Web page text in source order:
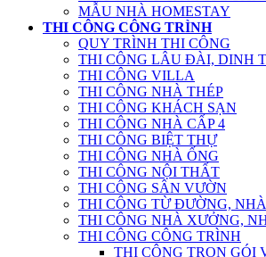
MẪU NHÀ HOMESTAY
THI CÔNG CÔNG TRÌNH
QUY TRÌNH THI CÔNG
THI CÔNG LÂU ĐÀI, DINH
THI CÔNG VILLA
THI CÔNG NHÀ THÉP
THI CÔNG KHÁCH SẠN
THI CÔNG NHÀ CẤP 4
THI CÔNG BIỆT THỰ
THI CÔNG NHÀ ỐNG
THI CÔNG NỘI THẤT
THI CÔNG SÂN VƯỜN
THI CÔNG TỪ ĐƯỜNG,
THI CÔNG NHÀ XƯỞNG,
THI CÔNG CÔNG TRÌNH
THI CÔNG TRỌN GÓI